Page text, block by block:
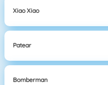
Xiao Xiao
Patear
Bomberman